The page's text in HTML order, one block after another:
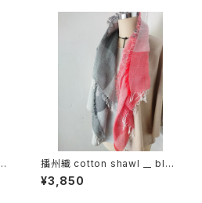
播州織 cotton shawl __ bloc
k 120
¥3,850